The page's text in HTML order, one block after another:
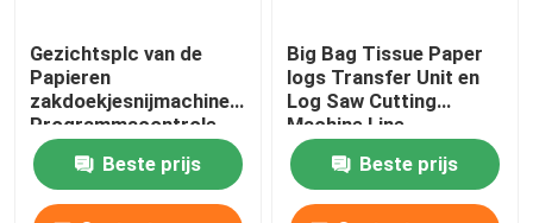
Gezichtsplc van de
Papieren
zakdoekjesnijmachine
Programmacontrole
180cuts/Min
Beste prijs
Big Bag Tissue Paper
logs Transfer Unit en
Log Saw Cutting
Machine Line
Beste prijs